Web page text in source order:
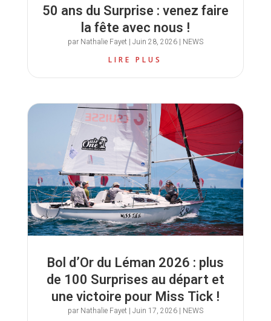
50 ans du Surprise : venez faire
la fête avec nous !
par Nathalie Fayet| Juin 28, 2026| NEWS
LIRE PLUS
Bol d’Or du Léman 2026 : plus
de 100 Surprises au départ et
une victoire pour Miss Tick !
par Nathalie Fayet| Juin 17, 2026| NEWS